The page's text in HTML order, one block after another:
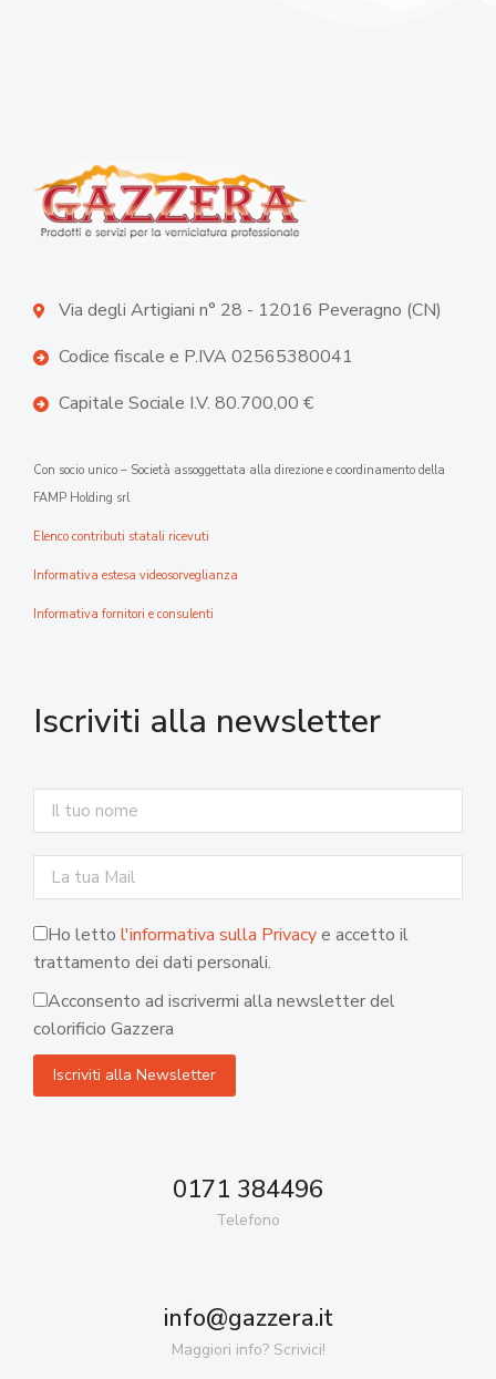
Via degli Artigiani n° 28 - 12016 Peveragno (CN)
Codice fiscale e P.IVA 02565380041
Capitale Sociale I.V. 80.700,00 €
Con socio unico – Società assoggettata alla direzione e coordinamento della
FAMP Holding srl
Elenco contributi statali ricevuti
Informativa estesa videosorveglianza
Informativa fornitori e consulenti
Iscriviti alla newsletter
Ho letto l'informativa sulla Privacye accetto il
trattamento dei dati personali.
Acconsento ad iscrivermi alla newsletter del
colorificio Gazzera
0171 384496
Telefono
info@gazzera.it
Maggiori info? Scrivici!